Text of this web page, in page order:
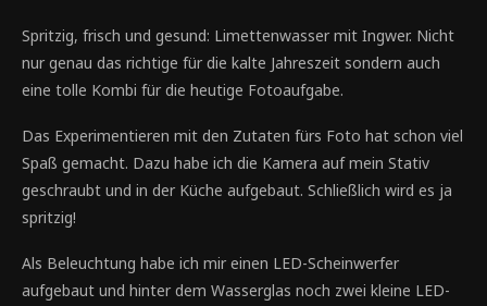
Spritzig, frisch und gesund: Limettenwasser mit Ingwer. Nicht
nur genau das richtige für die kalte Jahreszeit sondern auch
eine tolle Kombi für die heutige Fotoaufgabe.
Das Experimentieren mit den Zutaten fürs Foto hat schon viel
Spaß gemacht. Dazu habe ich die Kamera auf mein Stativ
geschraubt und in der Küche aufgebaut. Schließlich wird es ja
spritzig!
Als Beleuchtung habe ich mir einen LED-Scheinwerfer
aufgebaut und hinter dem Wasserglas noch zwei kleine LED-